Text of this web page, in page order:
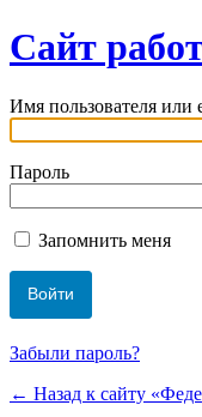
Сайт
Имя пользователя или
Пароль
Запомнить меня
Забыли пароль?
← Назад к сайту